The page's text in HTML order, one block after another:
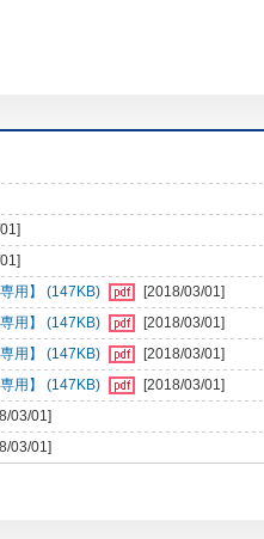
用】 (147KB)
[2018/03/01]
用】 (147KB)
[2018/03/01]
用】 (147KB)
[2018/03/01]
用】 (147KB)
[2018/03/01]
03/01]
03/01]